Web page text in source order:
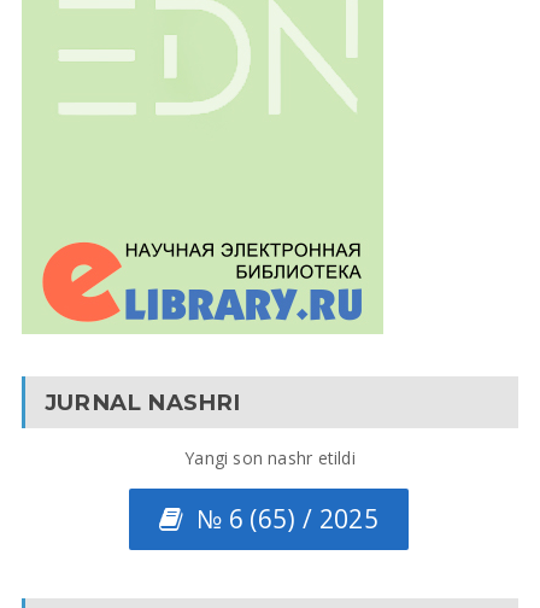
JURNAL NASHRI
Yangi son nashr etildi
№ 6 (65) / 2025